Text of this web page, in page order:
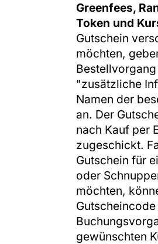
Greenfees,
Token und
Gutschein
möchten,
"zusätzliche
Namen der
an. Der
nach Kauf per
zugeschickt.
Gutschein für
oder
möchten,
gewünschten